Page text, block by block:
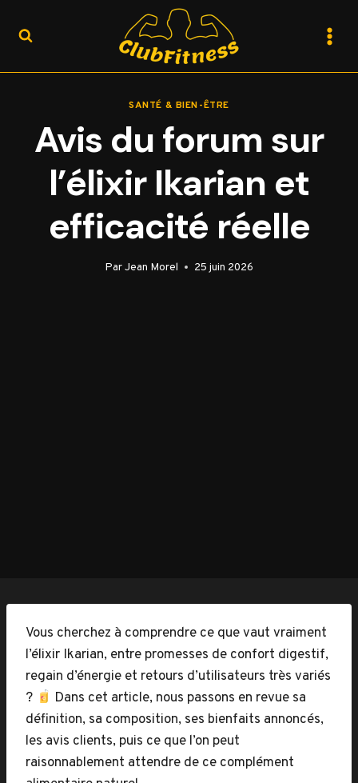
SANTÉ & BIEN-ÊTRE
Avis du forum sur
l’élixir Ikarian et
efficacité réelle
ParJean Morel 25 juin 2026
Vous cherchez à comprendre ce que vaut vraiment
l’élixir Ikarian, entre promesses de confort digestif,
regain d’énergie et retours d’utilisateurs très variés
?
Dans cet article, nous passons en revue sa
définition, sa composition, ses bienfaits annoncés,
les avis clients, puis ce que l’on peut
raisonnablement attendre de ce complément